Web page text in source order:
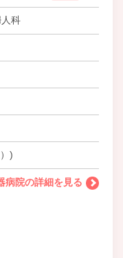
科
)
病院の詳細を見る